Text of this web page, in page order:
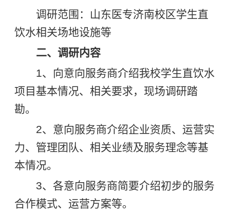
调研范围：山东医专济南校区学生直
饮水相关场地设施等
二、调研内容
1、向意向服务商介绍我校学生直饮水
项目基本情况、相关要求，现场调研踏
勘。
2、意向服务商介绍企业资质、运营实
力、管理团队、相关业绩及服务理念等基
本情况。
3、各意向服务商简要介绍初步的服务
合作模式、运营方案等。